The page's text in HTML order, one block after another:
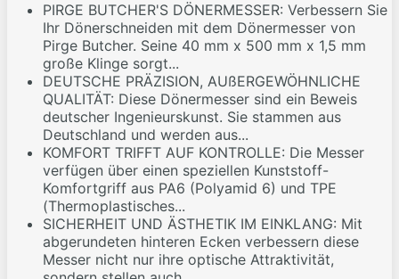
PIRGE BUTCHER'S DÖNERMESSER: Verbessern Sie
Ihr Dönerschneiden mit dem Dönermesser von
Pirge Butcher. Seine 40 mm x 500 mm x 1,5 mm
große Klinge sorgt...
DEUTSCHE PRÄZISION, AUßERGEWÖHNLICHE
QUALITÄT: Diese Dönermesser sind ein Beweis
deutscher Ingenieurskunst. Sie stammen aus
Deutschland und werden aus...
KOMFORT TRIFFT AUF KONTROLLE: Die Messer
verfügen über einen speziellen Kunststoff-
Komfortgriff aus PA6 (Polyamid 6) und TPE
(Thermoplastisches...
SICHERHEIT UND ÄSTHETIK IM EINKLANG: Mit
abgerundeten hinteren Ecken verbessern diese
Messer nicht nur ihre optische Attraktivität,